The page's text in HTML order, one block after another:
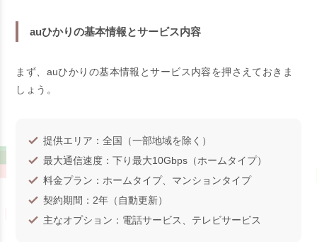
auひかりの基本情報とサービス内容
まず、auひかりの基本情報とサービス内容を押さえておきま
しょう。
提供エリア：全国（一部地域を除く）
最大通信速度：下り最大10Gbps（ホームタイプ）
料金プラン：ホームタイプ、マンションタイプ
契約期間：2年（自動更新）
主なオプション：電話サービス、テレビサービス